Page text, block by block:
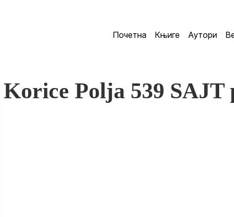
Почетна Књиге Аутори
Korice Polja 539 SAJT